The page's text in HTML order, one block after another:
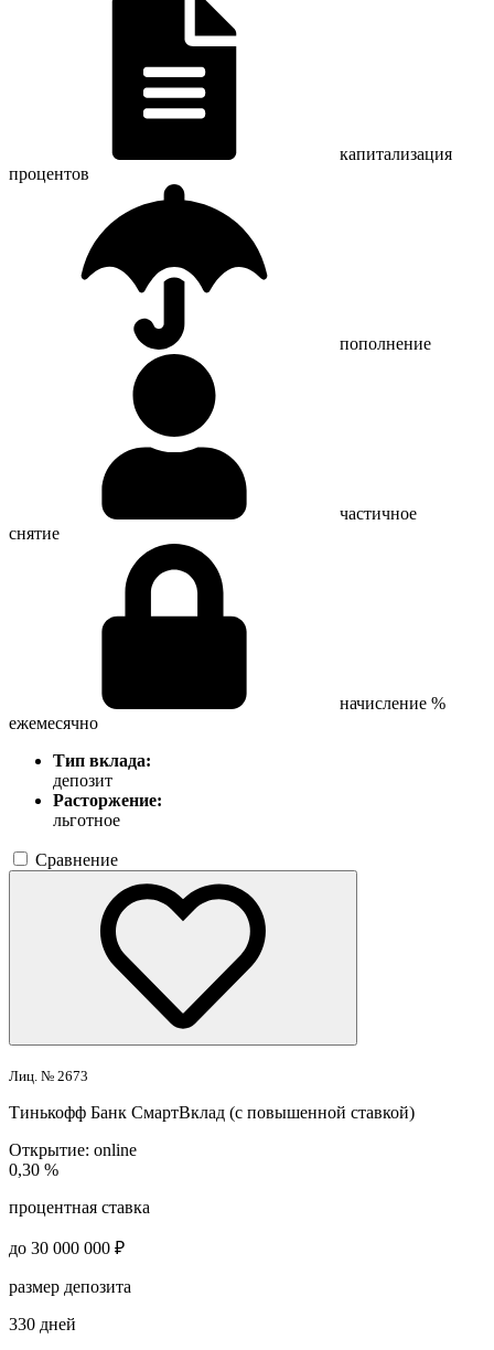
капитализация
процентов
пополнение
частичное
снятие
начисление %
ежемесячно
Тип вклада:
депозит
Расторжение:
льготное
Сравнение
Лиц. № 2673
Тинькофф Банк СмартВклад (с повышенной ставкой)
Открытие: online
0,30 %
процентная ставка
до 30 000 000 ₽
размер депозита
330 дней